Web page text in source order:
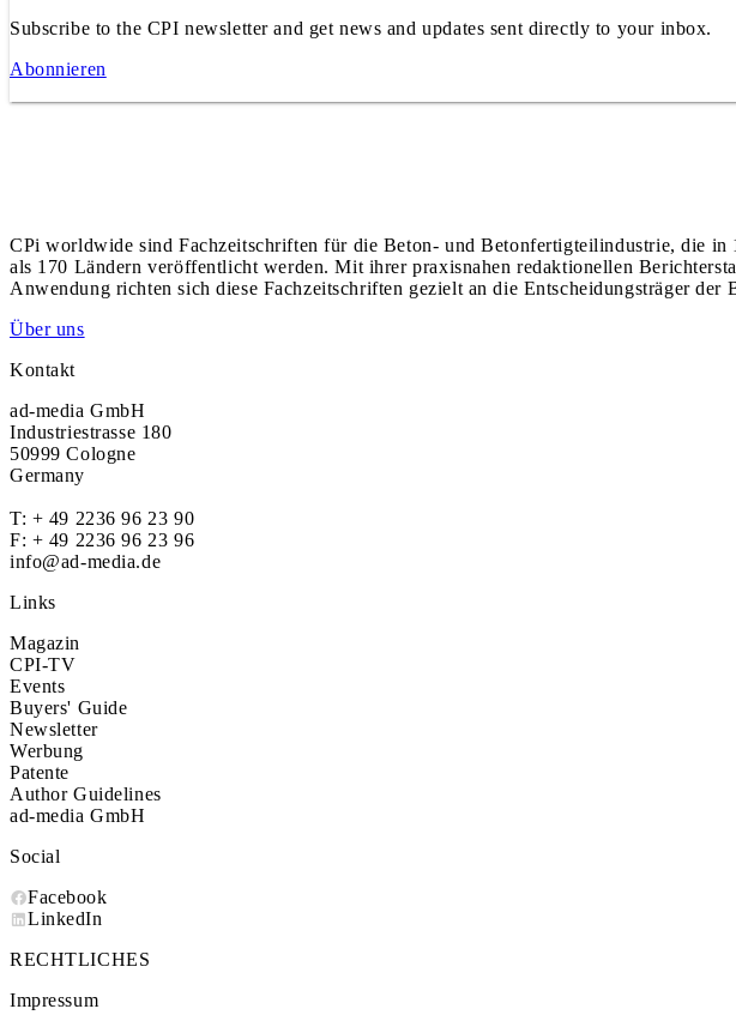
Subscribe to the CPI newsletter and get news and updates sent directly to your inbox.
Abonnieren
CPi worldwide sind Fachzeitschriften für die Beton- und Betonfertigteilindustrie, die in
als 170 Ländern veröffentlicht werden. Mit ihrer praxisnahen redaktionellen
Anwendung richten sich diese Fachzeitschriften gezielt an die Entscheidungsträger
Über uns
Kontakt
ad-media GmbH
Industriestrasse 180
50999 Cologne
Germany
T: + 49 2236 96 23 90
F: + 49 2236 96 23 96
info@ad-media.de
Links
Magazin
CPI-TV
Events
Buyers' Guide
Newsletter
Werbung
Patente
Author Guidelines
ad-media GmbH
Social
Facebook
LinkedIn
RECHTLICHES
Impressum